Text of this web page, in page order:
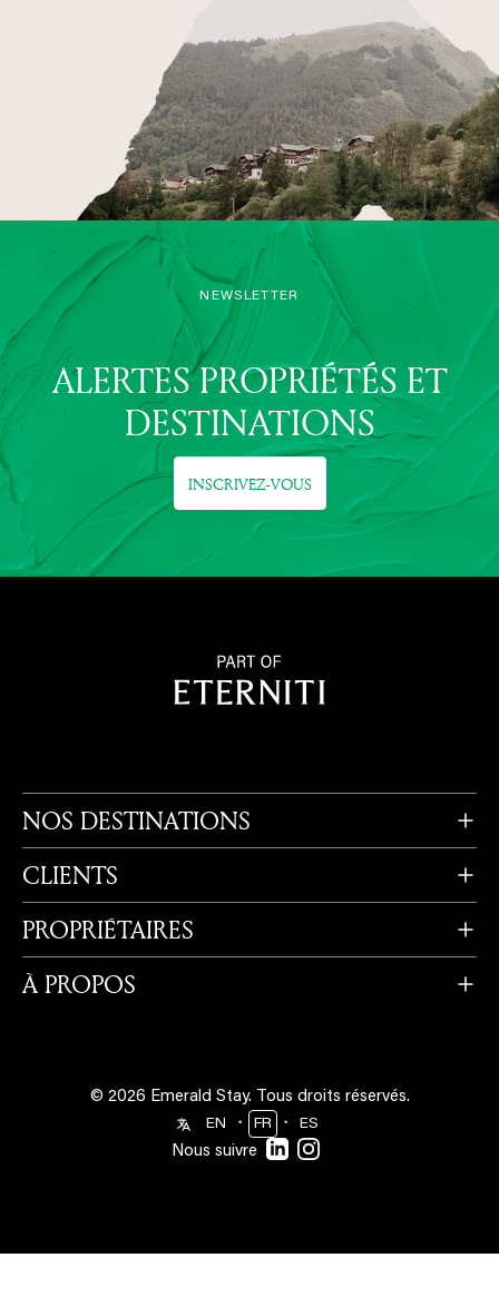
NEWSLETTER
ALERTES PROPRIÉTÉS ET
DESTINATIONS
INSCRIVEZ-VOUS
NOS DESTINATIONS
CLIENTS
PROPRIÉTAIRES
À PROPOS
© 2026 Emerald Stay. Tous droits réservés.
EN ・ FR ・ ES
Nous suivre